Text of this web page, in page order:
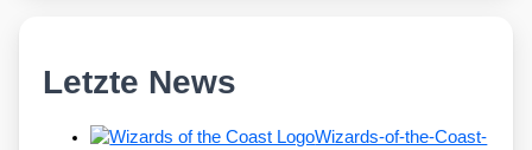
Letzte News
Wizards-of-the-Coast-